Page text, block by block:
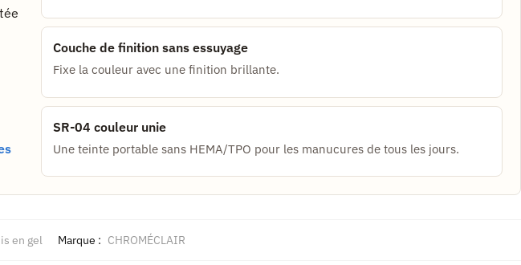
Couche de finition sans essuyage
Fixe la couleur avec une finition brillante.
SR-04 couleur unie
Une teinte portable sans HEMA/TPO pour les manucures de tous les jours.
en gel Marque : CHROMÉCLAIR